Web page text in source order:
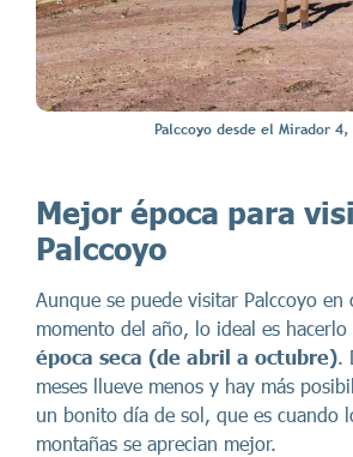
Palccoyo desde el Mirador 4,
Mejor época para
Palccoyo
Aunque se puede visitar Palccoyo en
momento del año, lo ideal es hacerlo
época seca (de abril a octubre).
meses llueve menos y hay más
un bonito día de sol, que es cuando
montañas se aprecian mejor.